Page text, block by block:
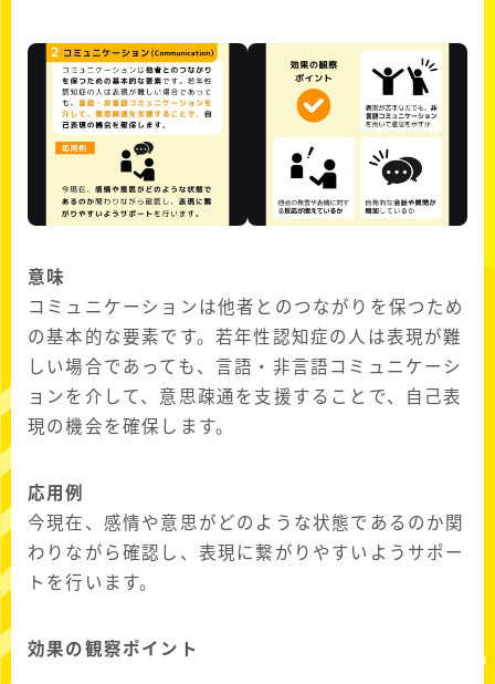
意味
コミュニケーションは他者とのつながりを保つため
の基本的な要素です。若年性認知症の人は表現が難
しい場合であっても、言語・非言語コミュニケーシ
ョンを介して、意思疎通を支援することで、自己表
現の機会を確保します。
応用例
今現在、感情や意思がどのような状態であるのか関
わりながら確認し、表現に繋がりやすいようサポー
トを行います。
効果の観察ポイント